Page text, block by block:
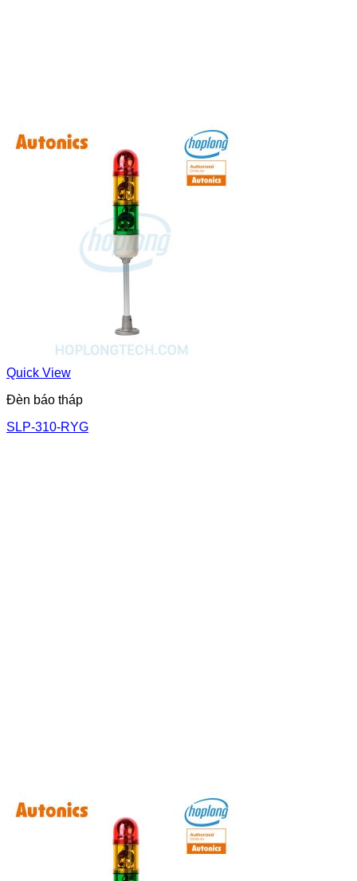
Quick View
Đèn báo tháp
SLP-310-RYG